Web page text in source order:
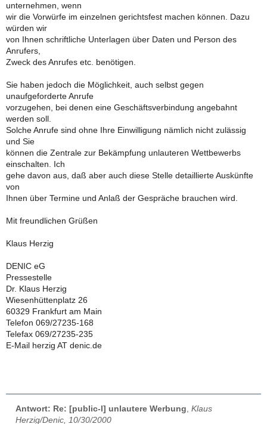
unternehmen, wenn
wir die Vorwürfe im einzelnen gerichtsfest machen können. Dazu
würden wir
von Ihnen schriftliche Unterlagen über Daten und Person des
Anrufers,
Zweck des Anrufes etc. benötigen.
Sie haben jedoch die Möglichkeit, auch selbst gegen
unaufgeforderte Anrufe
vorzugehen, bei denen eine Geschäftsverbindung angebahnt
werden soll.
Solche Anrufe sind ohne Ihre Einwilligung nämlich nicht zulässig
und Sie
können die Zentrale zur Bekämpfung unlauteren Wettbewerbs
einschalten. Ich
gehe davon aus, daß aber auch diese Stelle detaillierte Auskünfte
von
Ihnen über Termine und Anlaß der Gespräche brauchen wird.
Mit freundlichen Grüßen
Klaus Herzig
DENIC eG
Pressestelle
Dr. Klaus Herzig
Wiesenhüttenplatz 26
60329 Frankfurt am Main
Telefon 069/27235-168
Telefax 069/27235-235
E-Mail herzig AT denic.de
Antwort: Re: [public-l] unlautere Werbung Klaus
Herzig/Denic, 10/30/2000